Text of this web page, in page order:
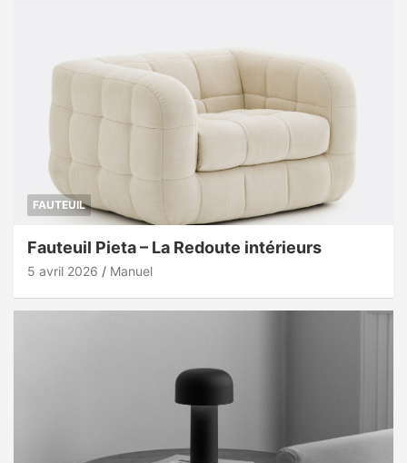
FAUTEUIL
Fauteuil Pieta – La Redoute intérieurs
5 avril 2026 Manuel